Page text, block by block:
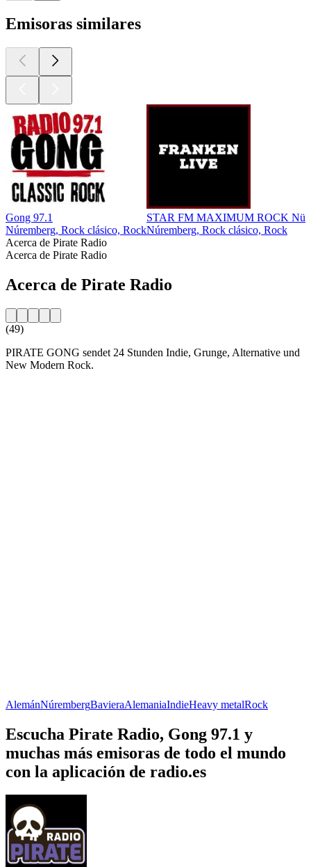
Emisoras similares
Gong 97.1
Núremberg, Rock clásico, Rock
STAR FM MAXIMUM ROCK
Núremberg, Rock clásico, Rock
Acerca de Pirate Radio
Acerca de Pirate Radio
Acerca de Pirate Radio
(49)
PIRATE GONG sendet 24 Stunden Indie, Grunge, Alternative und
New Modern Rock.
AlemánNúrembergBavieraAlemaniaIndieHeavy metalRock
Escucha Pirate Radio, Gong 97.1 y
muchas más emisoras de todo el mundo
con la aplicación de radio.es